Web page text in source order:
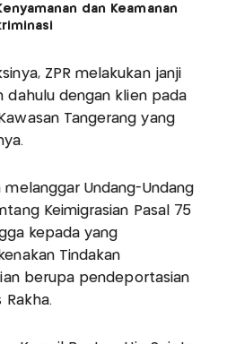
dan Keamanan
ZPR melakukan janji
dengan klien pada
Tangerang yang
melanggar Undang-Undang
Keimigrasian Pasal 75
kepada yang
Tindakan
berupa pendeportasian
Rakha.